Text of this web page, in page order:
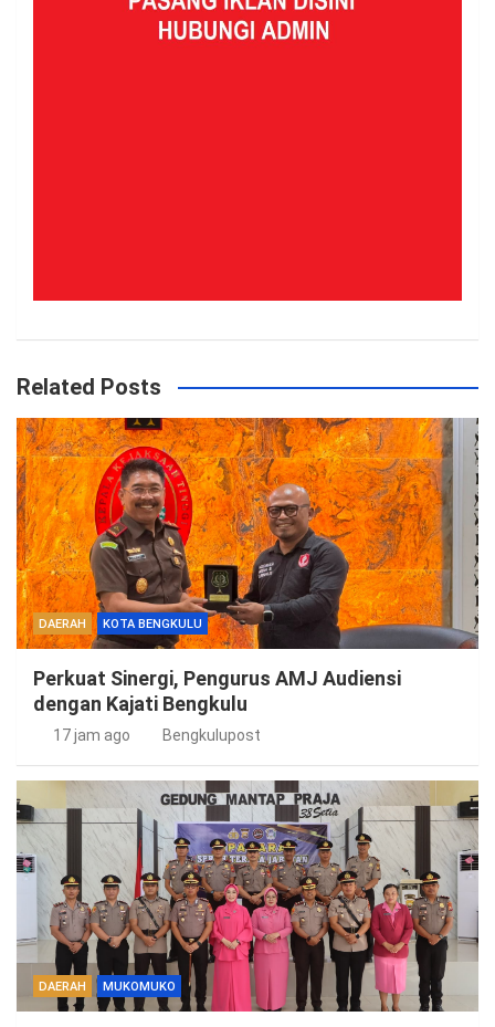
Related Posts
DAERAH KOTA BENGKULU
Perkuat Sinergi, Pengurus AMJ Audiensi
dengan Kajati Bengkulu
17 jam ago Bengkulupost
DAERAH MUKOMUKO